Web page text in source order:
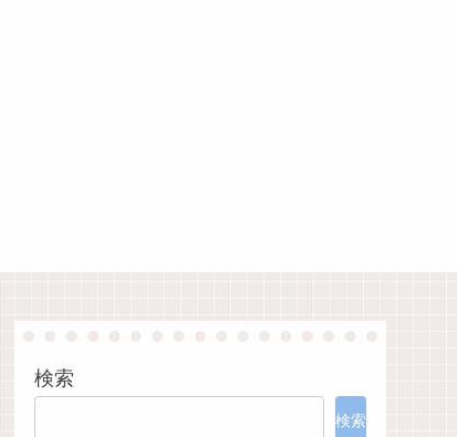
検索
検索